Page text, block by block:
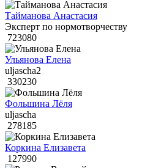
Тайманова Анастасия
Эксперт по нормотворчеству
723080
Ульянова Елена
uljascha2
330230
Фольшина Лёля
uljascha
278185
Коркина Елизавета
127990